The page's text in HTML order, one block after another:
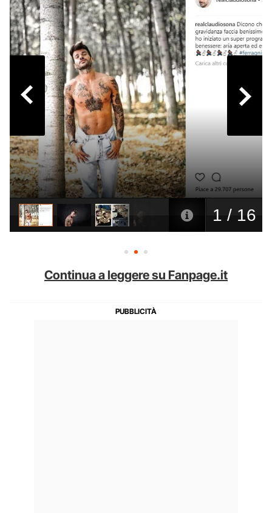
Continua a leggere su Fanpage.it